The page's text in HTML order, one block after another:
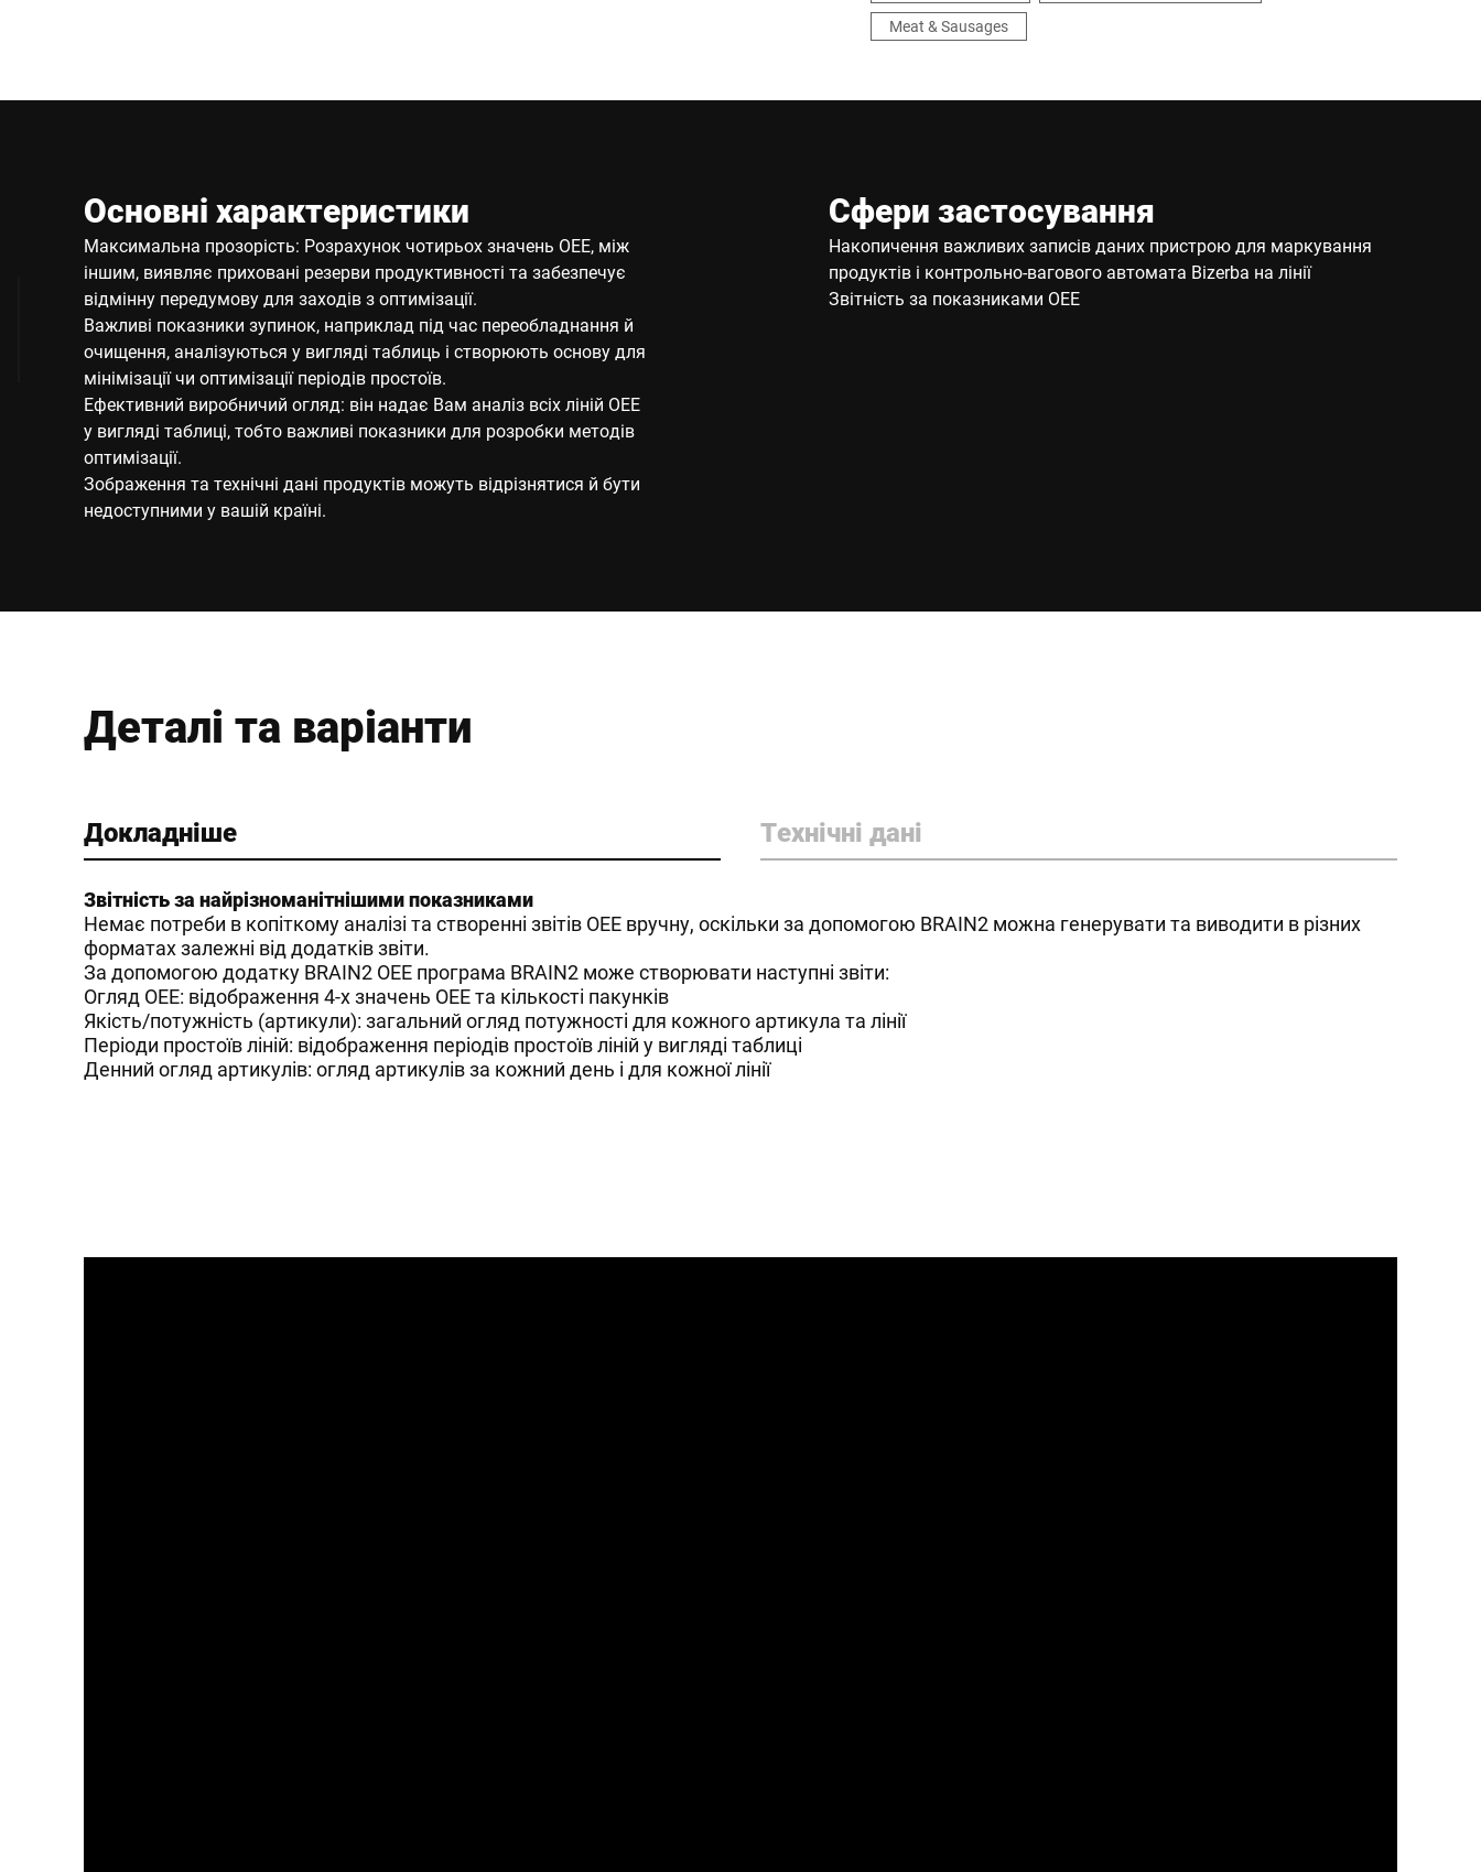
Meat & Sausages
Основні характеристики
Максимальна прозорість: Розрахунок чотирьох значень ОЕЕ, між
іншим, виявляє приховані резерви продуктивності та забезпечує
відмінну передумову для заходів з оптимізації.
Важливі показники зупинок, наприклад під час переобладнання й
очищення, аналізуються у вигляді таблиць і створюють основу для
мінімізації чи оптимізації періодів простоїв.
Ефективний виробничий огляд: він надає Вам аналіз всіх ліній ОЕЕ
у вигляді таблиці, тобто важливі показники для розробки методів
оптимізації.
Зображення та технічні дані продуктів можуть відрізнятися й бути
недоступними у вашій країні.
Сфери застосування
Накопичення важливих записів даних пристрою для маркування
продуктів і контрольно-вагового автомата Bizerba на лінії
Звітність за показниками ОЕЕ
Деталі та варіанти
Докладніше Технічні дані
Звітність за найрізноманітнішими показниками
Немає потреби в копіткому аналізі та створенні звітів ОЕЕ вручну, оскільки за допомогою BRAIN2 можна генерувати та виводити в різних
форматах залежні від додатків звіти.
За допомогою додатку BRAIN2 OEE програма BRAIN2 може створювати наступні звіти:
Огляд ОЕЕ: відображення 4-х значень ОЕЕ та кількості пакунків
Якість/потужність (артикули): загальний огляд потужності для кожного артикула та лінії
Періоди простоїв ліній: відображення періодів простоїв ліній у вигляді таблиці
Денний огляд артикулів: огляд артикулів за кожний день і для кожної лінії